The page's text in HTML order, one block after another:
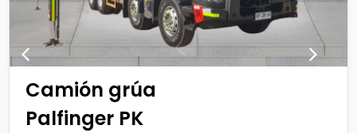
Camión grúa
Palfinger PK